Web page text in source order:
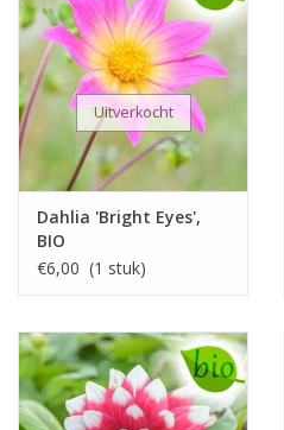
Uitverkocht
Dahlia 'Bright Eyes',
BIO
€6,00 (1 stuk)